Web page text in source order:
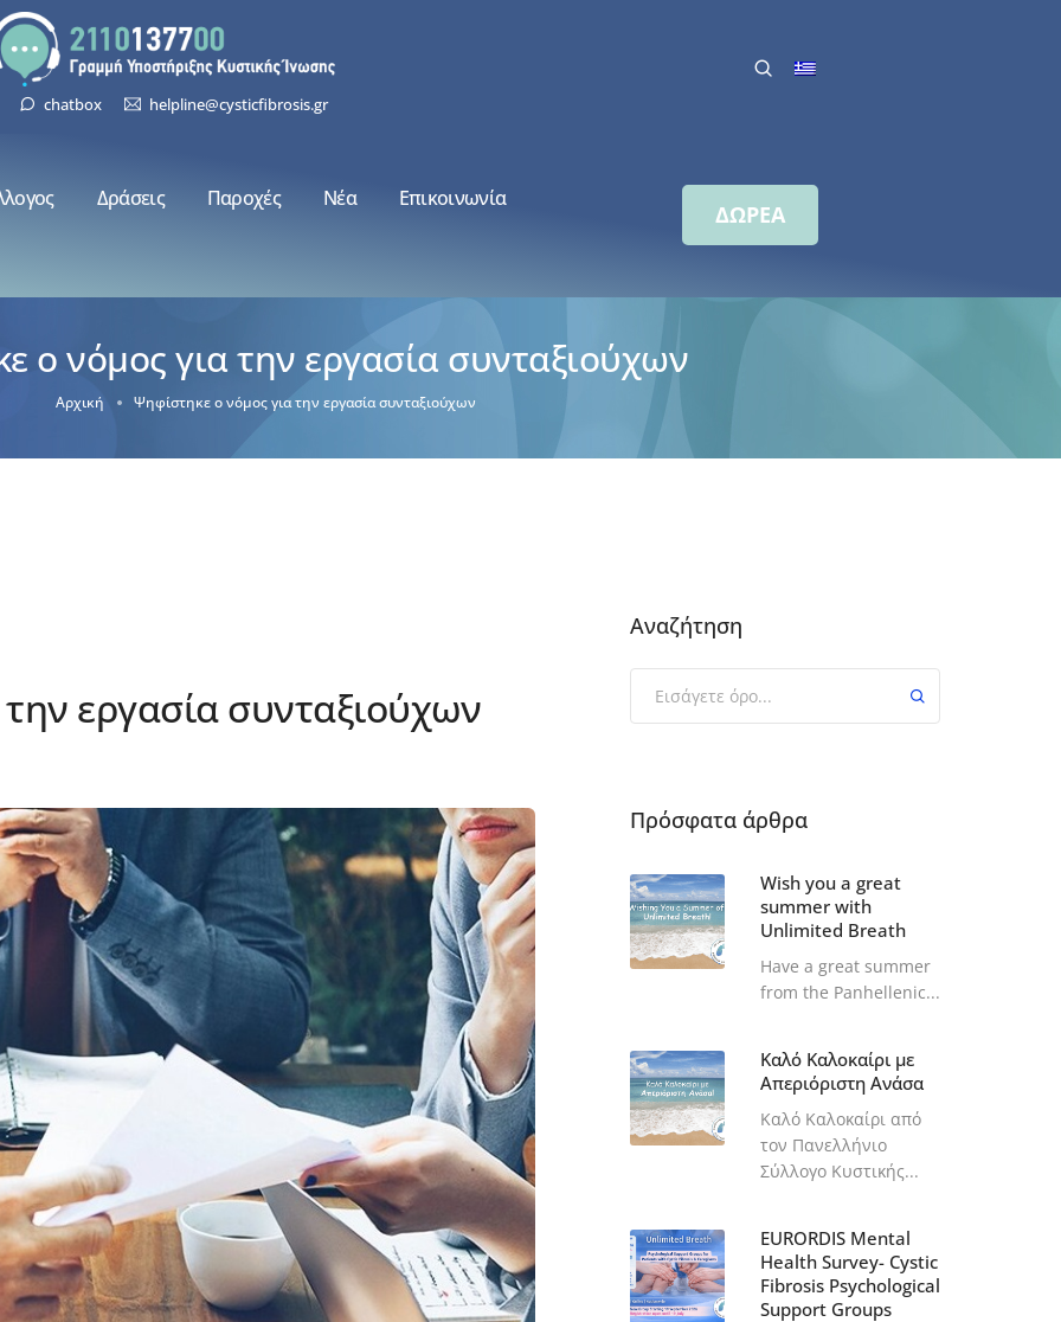
chatbox helpline@cysticfibrosis.gr
Δράσεις Παροχές Νέα Επικοινωνία
ΔΩΡΕΑ
ο νόμος για την εργασία συνταξιούχων
Αρχική Ψηφίστηκε ο νόμος για την εργασία συνταξιούχων
εργασία συνταξιούχων
Αναζήτηση
Πρόσφατα άρθρα
Wish you a great
summer with
Unlimited Breath
Have a great summer
from the Panhellenic...
Καλό Καλοκαίρι με
Απεριόριστη Ανάσα
Καλό Καλοκαίρι από
τον Πανελλήνιο
Σύλλογο Κυστικής...
EURORDIS Mental
Health Survey- Cystic
Fibrosis Psychological
Support Groups